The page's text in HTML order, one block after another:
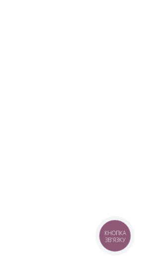
КНОПКА
ЗВ'ЯЗКУ